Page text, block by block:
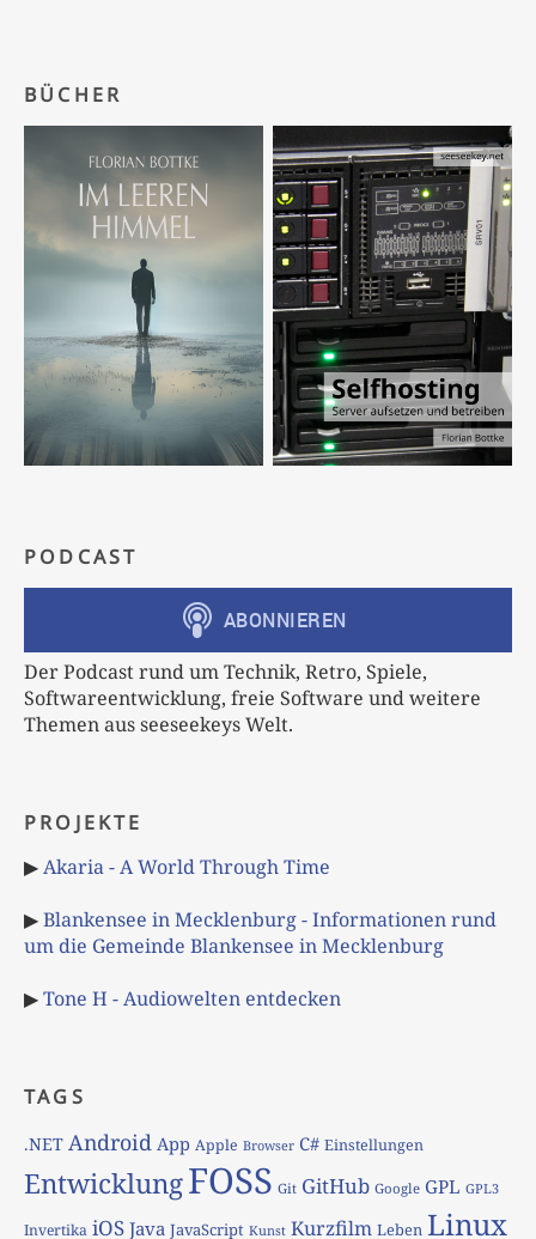
BÜCHER
PODCAST
Der Podcast rund um Technik, Retro, Spiele,
Softwareentwicklung, freie Software und weitere
Themen aus seeseekeys Welt.
PROJEKTE
▶Akaria - A World Through Time
▶Blankensee in Mecklenburg - Informationen rund
um die Gemeinde Blankensee in Mecklenburg
▶Tone H - Audiowelten entdecken
TAGS
.NET Android App Apple Browser C# Einstellungen
EntwicklungFOSS Git GitHub Google GPL GPL3
Invertika iOS Java JavaScript Kunst Kurzfilm Leben Linux